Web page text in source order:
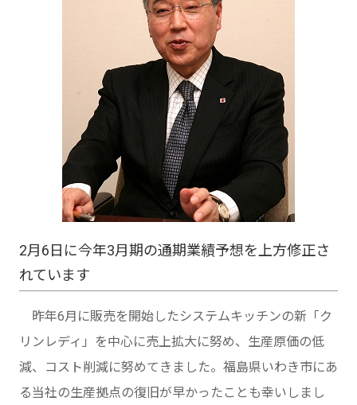
2月6日に今年3月期の通期業績予想を上方修正さ
れています
昨年6月に販売を開始したシステムキッチンの新「ク
リンレディ」を中心に売上拡大に努め、生産原価の低
減、コスト削減に努めてきました。福島県いわき市にあ
る当社の生産拠点の復旧が早かったことも幸いしまし